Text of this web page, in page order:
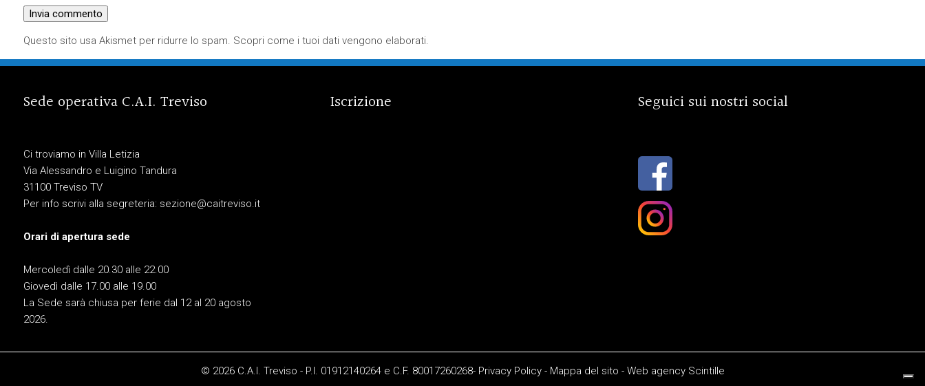
Questo sito usa Akismet per ridurre lo spam. Scopri come i tuoi dati vengono elaborati.
Sede operativa C.A.I. Treviso
Ci troviamo in Villa Letizia
Via Alessandro e Luigino Tandura
31100 Treviso TV
Per info scrivi alla segreteria: sezione@caitreviso.it
Orari di apertura sede
Mercoledì dalle 20.30 alle 22.00
Giovedì dalle 17.00 alle 19.00
La Sede sarà chiusa per ferie dal 12 al 20 agosto
2026.
Iscrizione Seguici sui nostri social
© 2026 C.A.I. Treviso - P.I. 01912140264 e C.F. 80017260268- Privacy Policy- Mappa del sito - Web agency Scintille